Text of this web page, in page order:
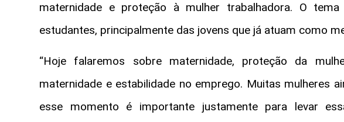
maternidade e proteção à mulher trabalhadora. O
estudantes, principalmente das jovens que já atuam como
“Hoje falaremos sobre maternidade, proteção da
maternidade e estabilidade no emprego. Muitas mulheres
esse momento é importante justamente para levar